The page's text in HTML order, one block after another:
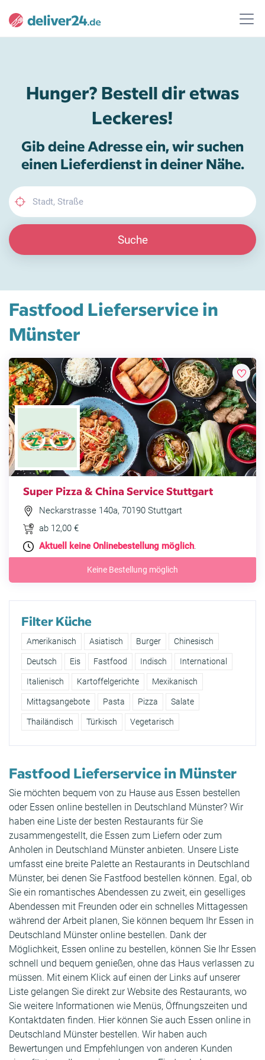
Hunger? Bestell dir etwas
Leckeres!
Gib deine Adresse ein, wir suchen
einen Lieferdienst in deiner Nähe.
Suche
Fastfood Lieferservice in
Münster
Super Pizza & China Service Stuttgart
Neckarstrasse 140a, 70190 Stuttgart
ab 12,00 €
Aktuell keine Onlinebestellung möglich.
Keine Bestellung möglich
Filter Küche
Amerikanisch Asiatisch Burger Chinesisch
Deutsch Eis Fastfood Indisch International
Italienisch Kartoffelgerichte Mexikanisch
Mittagsangebote Pasta Pizza Salate
Thailändisch Türkisch Vegetarisch
Fastfood Lieferservice in Münster
Sie möchten bequem von zu Hause aus Essen bestellen
oder Essen online bestellen in Deutschland Münster? Wir
haben eine Liste der besten Restaurants für Sie
zusammengestellt, die Essen zum Liefern oder zum
Anholen in Deutschland Münster anbieten. Unsere Liste
umfasst eine breite Palette an Restaurants in Deutschland
Münster, bei denen Sie Fastfood bestellen können. Egal, ob
Sie ein romantisches Abendessen zu zweit, ein geselliges
Abendessen mit Freunden oder ein schnelles Mittagessen
während der Arbeit planen, Sie können bequem Ihr Essen in
Deutschland Münster online bestellen. Dank der
Möglichkeit, Essen online zu bestellen, können Sie Ihr Essen
schnell und bequem genießen, ohne das Haus verlassen zu
müssen. Mit einem Klick auf einen der Links auf unserer
Liste gelangen Sie direkt zur Website des Restaurants, wo
Sie weitere Informationen wie Menüs, Öffnungszeiten und
Kontaktdaten finden. Hier können Sie auch Essen online in
Deutschland Münster bestellen. Wir haben auch
Bewertungen und Empfehlungen von anderen Kunden